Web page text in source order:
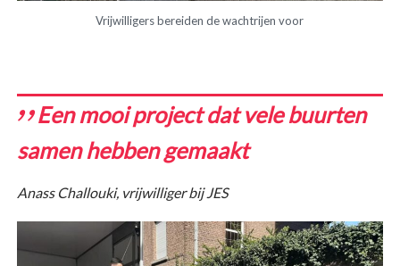
Vrijwilligers bereiden de wachtrijen voor
Een mooi project dat vele buurten
samen hebben gemaakt
Anass Challouki, vrijwilliger bij JES